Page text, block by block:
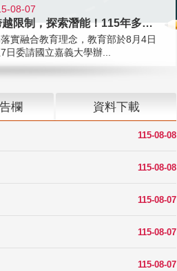
08-07
跨越限制，探索潛能！115年多元潛
實融合教育理念，教育部於8月4日
日委請國立嘉義大學辦...
欄 資料下載
115-08-08
115-08-08
115-08-07
115-08-07
115-08-07